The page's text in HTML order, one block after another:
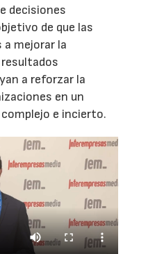
decisiones
de que las
mejorar la
a reforzar la
en un
e incierto.